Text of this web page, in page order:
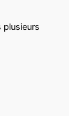
plusieurs